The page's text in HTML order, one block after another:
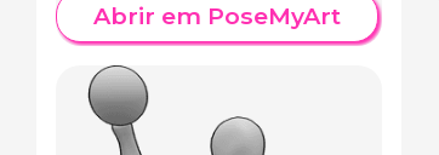
Abrir em PoseMyArt